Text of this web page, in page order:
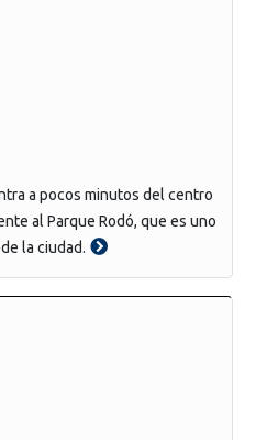
a pocos minutos del centro
al Parque Rodó, que es uno
la ciudad.